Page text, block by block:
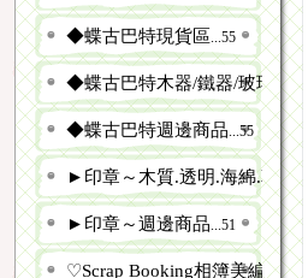
◆蝶古巴特現貨區...55
◆蝶古巴特木器/鐵器/玻璃/袋類
◆蝶古巴特週邊商品...55
►印章～木質.透明.海綿.草皮..
►印章～週邊商品...51
♡Scrap Booking相簿美編 ...172